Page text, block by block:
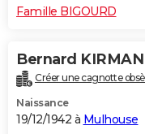
Famille BIGOURD
Bernard
Créer une cagnotte
Naissance
19/12/1942 à Mulhouse